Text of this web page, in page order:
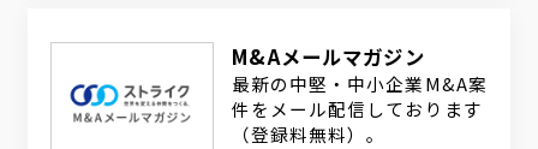
M&Aメールマガジン
最新の中堅・中小企業M&A案
件をメール配信しております
（登録料無料）。